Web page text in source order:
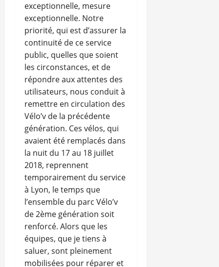
exceptionnelle, mesure
exceptionnelle. Notre
priorité, qui est d’assurer la
continuité de ce service
public, quelles que soient
les circonstances, et de
répondre aux attentes des
utilisateurs, nous conduit à
remettre en circulation des
Vélo’v de la précédente
génération. Ces vélos, qui
avaient été remplacés dans
la nuit du 17 au 18 juillet
2018, reprennent
temporairement du service
à Lyon, le temps que
l’ensemble du parc Vélo’v
de 2ème génération soit
renforcé. Alors que les
équipes, que je tiens à
saluer, sont pleinement
mobilisées pour réparer et